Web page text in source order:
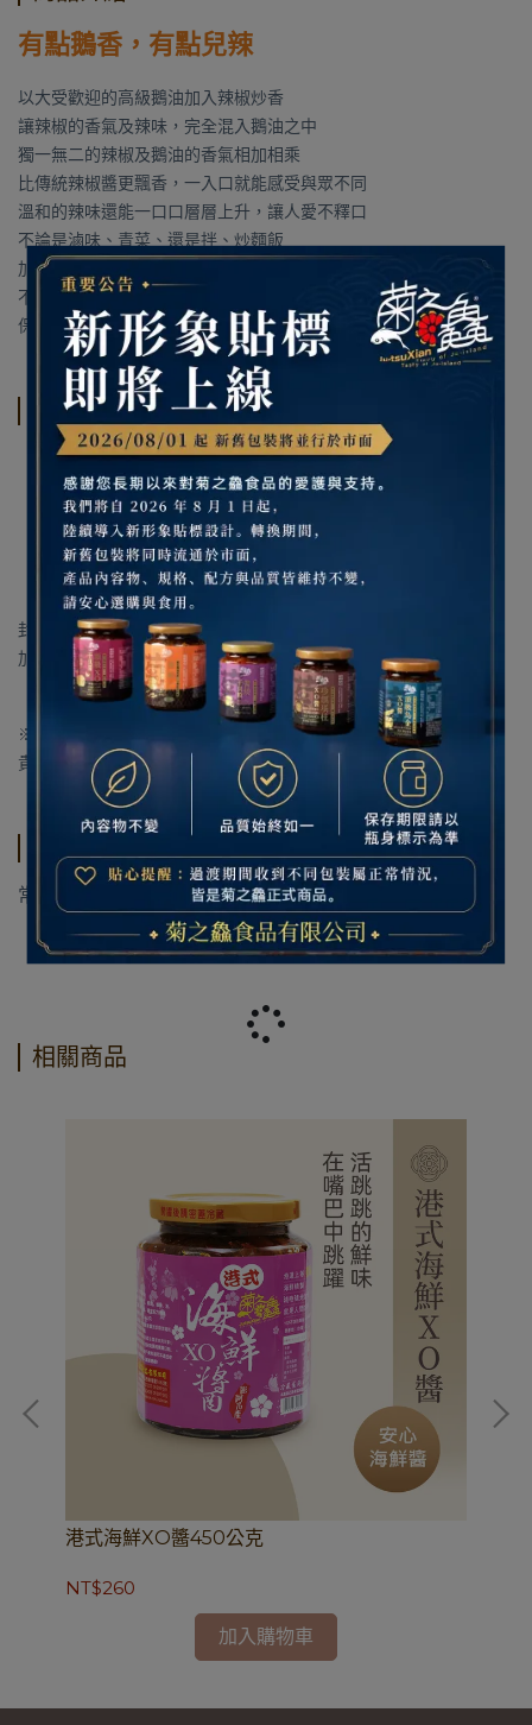
有點鵝香，有點兒辣
以大受歡迎的高級鵝油加入辣椒炒香
讓辣椒的香氣及辣味，完全混入鵝油之中
獨一無二的辣椒及鵝油的香氣相加相乘
比傳統辣椒醬更飄香，一入口就能感受與眾不同
溫和的辣味還能一口口層層上升，讓人愛不釋口
不論是滷味、青菜、還是拌、炒麵飯
加一匙，拌炒、搵醬樣樣行
不必花大錢，菊之鱻鵝油辣椒
保證就能讓你吃香的，嚐辣的！
規格說明
【辣度】大辣
【淨重】260±9公克
【成份】辣椒、鵝油、紅蔥頭、鹽、糖
【保存期限】18個月(係指常溫未開封狀態且在正常條件下之保存)
【有效日期】標示於標籤或瓶蓋 (西元年月日)
【保存方式】請勿置於陽光直射處或高溫炎熱場所。本產品為真空
封罐，購買及開罐前若瓶蓋凸起，請勿選購及食用！製造過程不添
加防腐劑，開罐後請放冰箱冷藏並盡速食用完畢
※購買本品如發現任何缺點，請將購買日期、地點、改善意見、及
貴客戶 資料連同產品寄回，當即寄還新品，謝謝惠顧！
常溫出貨
相關商品
港式海鮮XO醬450公克
NT$260
加入購物車